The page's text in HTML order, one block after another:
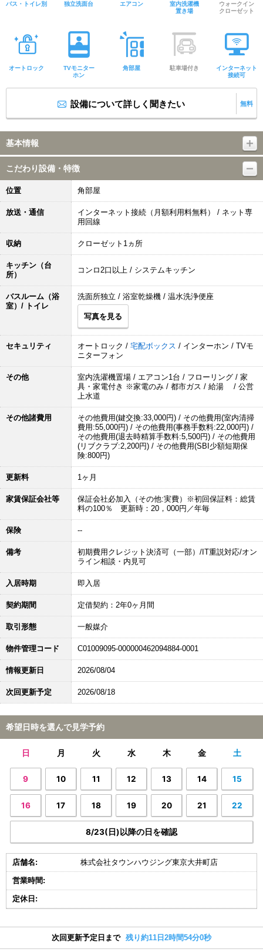
バス・トイレ別 独立洗面台 エアコン
室内洗濯機
置き場
ウォークイン
クローゼット
オートロック
TVモニター
ホン
角部屋 駐車場付き
インターネット
接続可
設備について詳しく聞きたい 無料
基本情報
こだわり設備・特徴
位置 角部屋
放送・通信
インターネット接続（月額利用料無料） / ネット専
用回線
収納 クローゼット1ヵ所
キッチン（台
所）
コンロ2口以上 / システムキッチン
バスルーム（浴
室）/ トイレ
洗面所独立 / 浴室乾燥機 / 温水洗浄便座
写真を見る
セキュリティ オートロック / 宅配ボックス / インターホン / TVモ
ニターフォン
その他
室内洗濯機置場 / エアコン1台 / フローリング / 家
具・家電付き ※家電のみ / 都市ガス / 給湯 / 公営
上水道
その他諸費用
その他費用(鍵交換:33,000円) / その他費用(室内清掃
費用:55,000円) / その他費用(事務手数料:22,000円) /
その他費用(退去時精算手数料:5,500円) / その他費用
(リブクラブ:2,200円) / その他費用(SBI少額短期保
険:800円)
更新料 1ヶ月
家賃保証会社等
保証会社必加入（その他:実費）※初回保証料：総賃
料の100％ 更新時：20，000円／年毎
保険 --
備考
初期費用クレジット決済可（一部）/IT重説対応/オン
ライン相談・内見可
入居時期 即入居
契約期間 定借契約：2年0ヶ月間
取引形態 一般媒介
物件管理コード C01009095-000000462094884-0001
情報更新日 2026/08/04
次回更新予定 2026/08/18
希望日時を選んで見学予約
日 月 火 水 木 金 土
9 10 11 12 13 14 15
16 17 18 19 20 21 22
8/23(日)以降の日を確認
店舗名: 株式会社タウンハウジング東京大井町店
営業時間:
定休日:
次回更新予定日まで 残り約11日2時間53分59秒